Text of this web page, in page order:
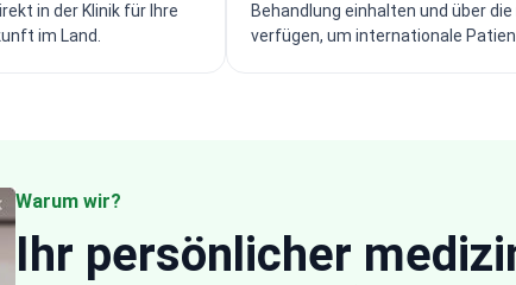
in der Klinik für Ihre
im Land.
Behandlung einhalten und über
verfügen, um internationale
Warum wir?
Ihr persönlicher